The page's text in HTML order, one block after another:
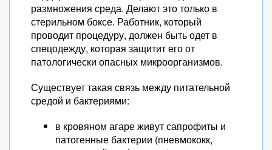
размножения среда. Делают это только в
стерильном боксе. Работник, который
проводит процедуру, должен быть одет в
спецодежду, которая защитит его от
патологически опасных микроорганизмов.
Существует такая связь между питательной
средой и бактериями:
в кровяном агаре живут сапрофиты и
патогенные бактерии (пневмококк,